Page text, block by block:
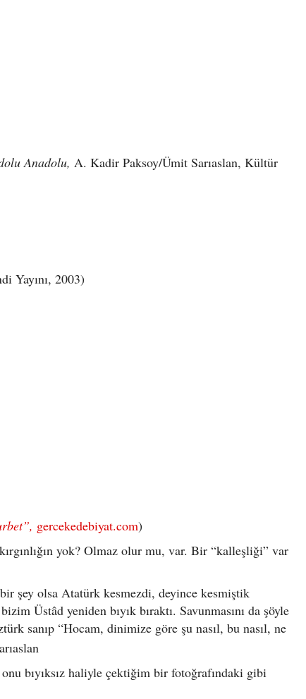
Anadolu, A. Kadir Paksoy/Ümit Sarıaslan, Kültür
Yayını, 2003)
gercekedebiyat.com)
yok? Olmaz olur mu, var. Bir “kalleşliği” var
şey olsa Atatürk kesmezdi, deyince kesmiştik
Üstâd yeniden bıyık bıraktı. Savunmasını da şöyle
sanıp “Hocam, dinimize göre şu nasıl, bu nasıl, ne
bıyıksız haliyle çektiğim bir fotoğrafındaki gibi